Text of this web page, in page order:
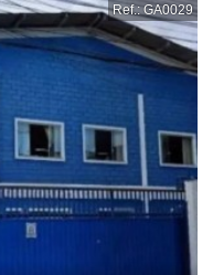
Ref.: GA0029